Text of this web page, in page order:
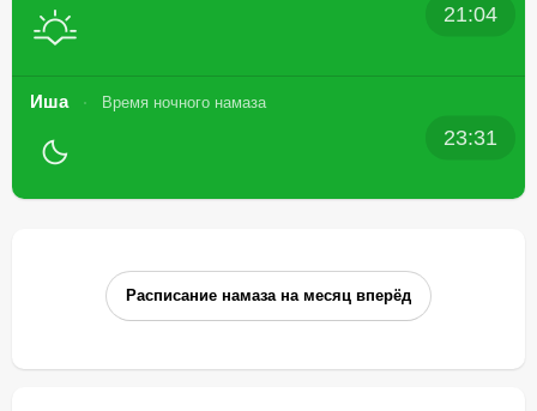
21:04
Иша Время ночного намаза
23:31
Расписание намаза на месяц вперёд